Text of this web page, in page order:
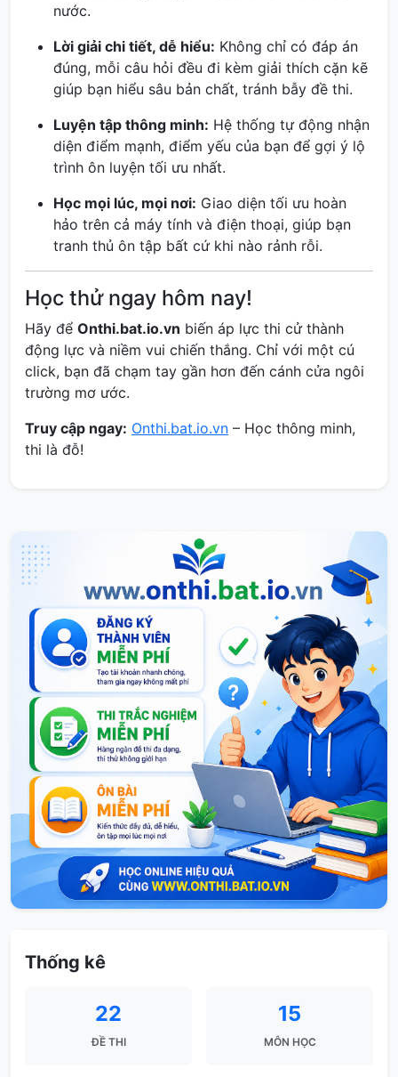
nước.
Lời giải chi tiết, dễ hiểu: Không chỉ có đáp án
đúng, mỗi câu hỏi đều đi kèm giải thích cặn kẽ
giúp bạn hiểu sâu bản chất, tránh bẫy đề thi.
Luyện tập thông minh: Hệ thống tự động nhận
diện điểm mạnh, điểm yếu của bạn để gợi ý lộ
trình ôn luyện tối ưu nhất.
Học mọi lúc, mọi nơi: Giao diện tối ưu hoàn
hảo trên cả máy tính và điện thoại, giúp bạn
tranh thủ ôn tập bất cứ khi nào rảnh rỗi.
Học thử ngay hôm nay!
Hãy để Onthi.bat.io.vn biến áp lực thi cử thành
động lực và niềm vui chiến thắng. Chỉ với một cú
click, bạn đã chạm tay gần hơn đến cánh cửa ngôi
trường mơ ước.
Truy cập ngay: Onthi.bat.io.vn – Học thông minh,
thi là đỗ!
Thống kê
22
ĐỀ THI
15
MÔN HỌC